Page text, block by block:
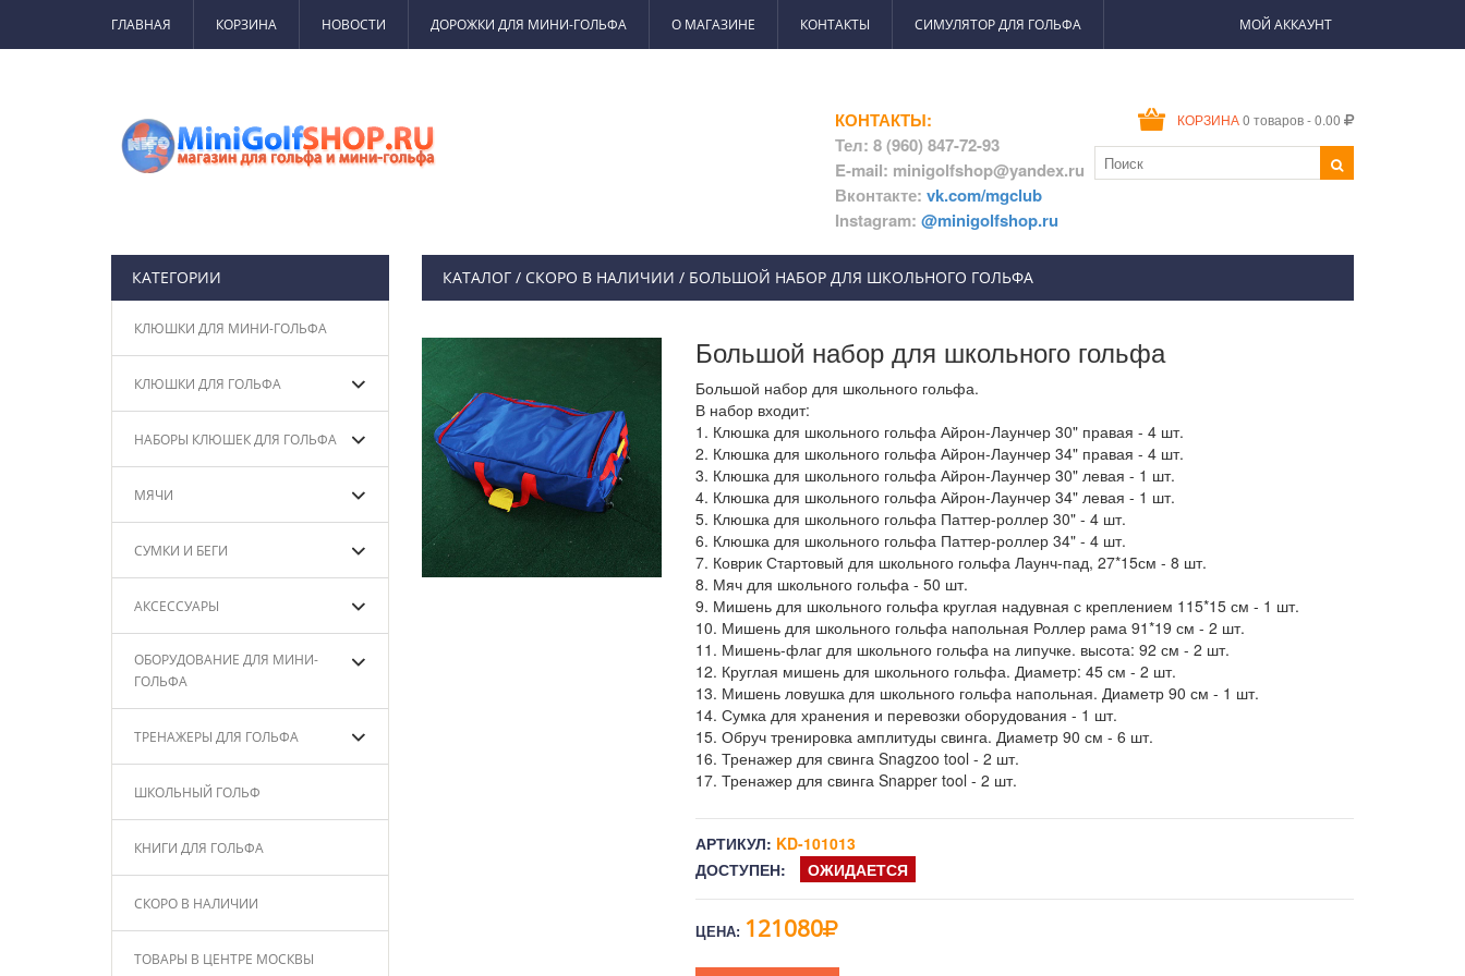
ГЛАВНАЯ КОРЗИНА НОВОСТИ ДОРОЖКИ ДЛЯ МИНИ-ГОЛЬФА О МАГАЗИНЕ КОНТАКТЫ СИМУЛЯТОР ДЛЯ ГОЛЬФА МОЙ АККАУНТ
КОРЗИНА 0 товаров - 0.00
КОНТАКТЫ:
Тел: 8 (960) 847-72-93
E-mail: minigolfshop@yandex.ru
Вконтакте: vk.com/mgclub
Instagram: @minigolfshop.ru
КАТЕГОРИИ
КЛЮШКИ ДЛЯ МИНИ-ГОЛЬФА
КЛЮШКИ ДЛЯ ГОЛЬФА
НАБОРЫ КЛЮШЕК ДЛЯ ГОЛЬФА
МЯЧИ
СУМКИ И БЕГИ
АКСЕССУАРЫ
ОБОРУДОВАНИЕ ДЛЯ МИНИ-
ГОЛЬФА
ТРЕНАЖЕРЫ ДЛЯ ГОЛЬФА
ШКОЛЬНЫЙ ГОЛЬФ
КНИГИ ДЛЯ ГОЛЬФА
СКОРО В НАЛИЧИИ
ТОВАРЫ В ЦЕНТРЕ МОСКВЫ
КАТАЛОГ / СКОРО В НАЛИЧИИ / БОЛЬШОЙ НАБОР ДЛЯ ШКОЛЬНОГО ГОЛЬФА
Большой набор для школьного гольфа
Большой набор для школьного гольфа.
В набор входит:
1. Клюшка для школьного гольфа Айрон-Лаунчер 30" правая - 4 шт.
2. Клюшка для школьного гольфа Айрон-Лаунчер 34" правая - 4 шт.
3. Клюшка для школьного гольфа Айрон-Лаунчер 30" левая - 1 шт.
4. Клюшка для школьного гольфа Айрон-Лаунчер 34" левая - 1 шт.
5. Клюшка для школьного гольфа Паттер-роллер 30" - 4 шт.
6. Клюшка для школьного гольфа Паттер-роллер 34" - 4 шт.
7. Коврик Стартовый для школьного гольфа Лаунч-пад, 27*15см - 8 шт.
8. Мяч для школьного гольфа - 50 шт.
9. Мишень для школьного гольфа круглая надувная с креплением 115*15 см - 1 шт.
10. Мишень для школьного гольфа напольная Роллер рама 91*19 см - 2 шт.
11. Мишень-флаг для школьного гольфа на липучке. высота: 92 см - 2 шт.
12. Круглая мишень для школьного гольфа. Диаметр: 45 см - 2 шт.
13. Мишень ловушка для школьного гольфа напольная. Диаметр 90 см - 1 шт.
14. Сумка для хранения и перевозки оборудования - 1 шт.
15. Обруч тренировка амплитуды свинга. Диаметр 90 см - 6 шт.
16. Тренажер для свинга Snagzoo tool - 2 шт.
17. Тренажер для свинга Snapper tool - 2 шт.
АРТИКУЛ: KD-101013
ДОСТУПЕН:
ОЖИДАЕТСЯ
ЦЕНА: 121080